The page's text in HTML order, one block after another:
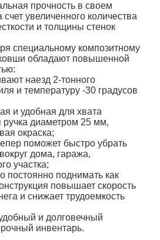
прочность в своем
счет увеличенного количества
и толщины стенок
специальному композитному
обладают повышенной
наезд 2-тонного
и температуру -30 градусов
и удобная для хвата
ручка диаметром 25 мм,
окраска;
поможет быстро убрать
дома, гаража,
участка;
постоянно поднимать как
повышает скорость
и снижает трудоемкость
и долговечный
инвентарь.